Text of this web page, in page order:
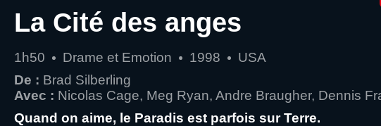
La Cité des anges
1h50 Drame et Emotion 1998
USA
De : Brad Silberling
Avec : Nicolas Cage, Meg Ryan, Andre Braugher, Dennis
Quand on aime, le Paradis est parfois sur Terre.